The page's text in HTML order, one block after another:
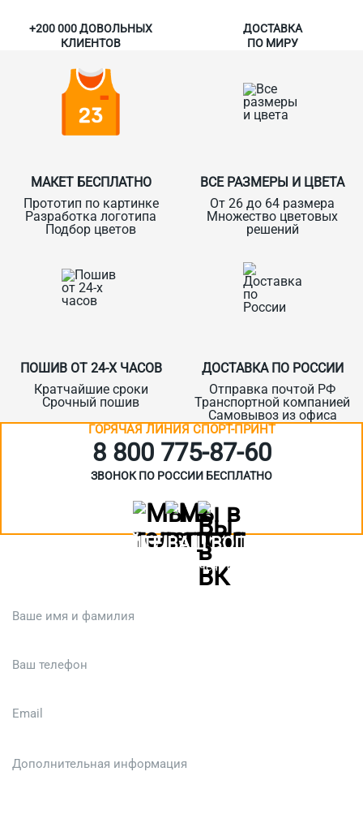
+200 000 ДОВОЛЬНЫХ
КЛИЕНТОВ
ДОСТАВКА
ПО МИРУ
МАКЕТ БЕСПЛАТНО
Прототип по картинке
Разработка логотипа
Подбор цветов
ВСЕ РАЗМЕРЫ И ЦВЕТА
От 26 до 64 размера
Множество цветовых
решений
ПОШИВ ОТ 24-Х ЧАСОВ
Кратчайшие сроки
Срочный пошив
ДОСТАВКА ПО РОССИИ
Отправка почтой РФ
Транспортной компанией
Самовывоз из офиса
ГОРЯЧАЯ ЛИНИЯ СПОРТ-ПРИНТ
8 800 775‑87-60
ЗВОНОК ПО РОССИИ БЕСПЛАТНО
ЗАДАЙТЕ ВАШ ВОПРОС
Или кратко опишите ситуацию. Мы очень быстро свяжемся с вами